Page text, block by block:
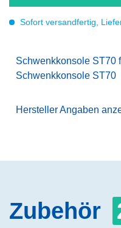
Sofort versandfertig,
Schwenkkonsole ST70
Schwenkkonsole ST70
Hersteller Angaben
Zubehör